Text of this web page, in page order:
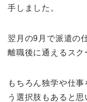
手しました。
翌月の9月で派遣の
離職後に通えるスク
もちろん独学や仕
う選択肢もあると